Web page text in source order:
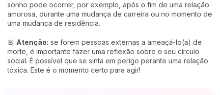
sonho pode ocorrer, por exemplo, após o fim de uma relação
amorosa, durante uma mudança de carreira ou no momento de
uma mudança de residência.
🚨 Atenção: se forem pessoas externas a ameaçá-lo(a) de
morte, é importante fazer uma reflexão sobre o seu círculo
social. É possível que se sinta em perigo perante uma relação
tóxica. Este é o momento certo para agir!